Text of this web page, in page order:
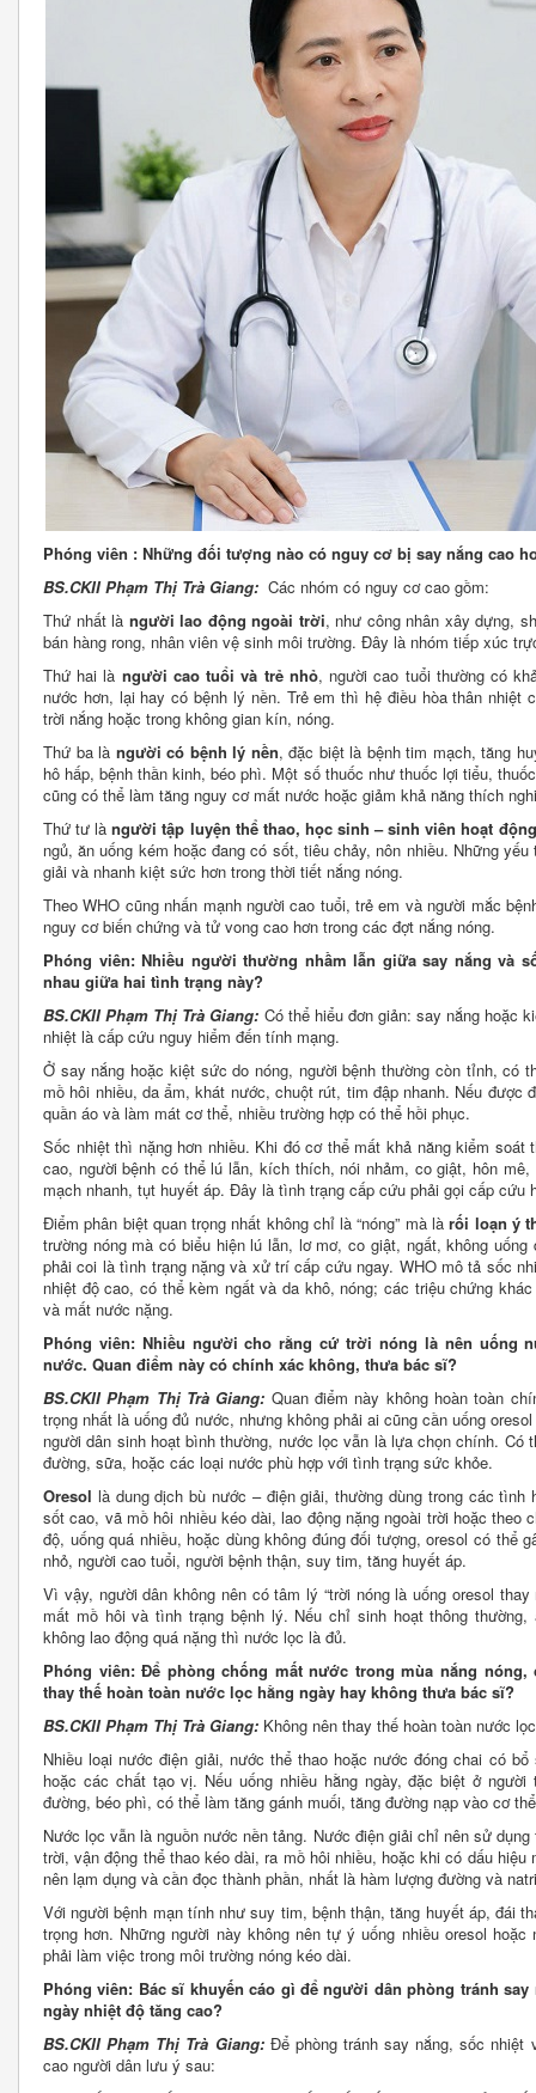
Phóng viên : Những đối tượng nào có nguy cơ bị say nắng cao
BS.CKII Phạm Thị Trà Giang: Các nhóm có nguy cơ cao gồm:
Thứ nhất là người lao động ngoài trời, như công nhân xây dựng,
bán hàng rong, nhân viên vệ sinh môi trường. Đây là nhóm tiếp xúc
Thứ hai là người cao tuổi và trẻ nhỏ, người cao tuổi thường có
nước hơn, lại hay có bệnh lý nền. Trẻ em thì hệ điều hòa thân nhiệt
trời nắng hoặc trong không gian kín, nóng.
Thứ ba là người có bệnh lý nền, đặc biệt là bệnh tim mạch, tăng
hô hấp, bệnh thần kinh, béo phì. Một số thuốc như thuốc lợi tiểu,
cũng có thể làm tăng nguy cơ mất nước hoặc giảm khả năng thích
Thứ tư làngười tập luyện thể thao, học sinh – sinh viên hoạt
ngủ, ăn uống kém hoặc đang có sốt, tiêu chảy, nôn nhiều. Những
giải và nhanh kiệt sức hơn trong thời tiết nắng nóng.
Theo WHO cũng nhấn mạnh người cao tuổi, trẻ em và người mắc
nguy cơ biến chứng và tử vong cao hơn trong các đợt nắng nóng.
Phóng viên: Nhiều người thường nhầm lẫn giữa say nắng và
nhau giữa hai tình trạng này?
BS.CKII Phạm Thị Trà Giang: Có thể hiểu đơn giản: say nắng hoặc
nhiệt là cấp cứu nguy hiểm đến tính mạng.
Ở say nắng hoặc kiệt sức do nóng, người bệnh thường còn tỉnh, có
mồ hôi nhiều, da ẩm, khát nước, chuột rút, tim đập nhanh. Nếu được
quần áo và làm mát cơ thể, nhiều trường hợp có thể hồi phục.
Sốc nhiệt thì nặng hơn nhiều. Khi đó cơ thể mất khả năng kiểm soát
cao, người bệnh có thể lú lẫn, kích thích, nói nhảm, co giật, hôn
mạch nhanh, tụt huyết áp. Đây là tình trạng cấp cứu phải gọi cấp cứu
Điểm phân biệt quan trọng nhất không chỉ là “nóng” mà làrối loạn ý
trường nóng mà có biểu hiện lú lẫn, lơ mơ, co giật, ngất, không
phải coi là tình trạng nặng và xử trí cấp cứu ngay. WHO mô tả sốc
nhiệt độ cao, có thể kèm ngất và da khô, nóng; các triệu chứng
và mất nước nặng.
Phóng viên: Nhiều người cho rằng cứ trời nóng là nên uống
nước. Quan điểm này có chính xác không, thưa bác sĩ?
BS.CKII Phạm Thị Trà Giang: Quan điểm này không hoàn toàn
trọng nhất là uống đủ nước, nhưng không phải ai cũng cần uống
người dân sinh hoạt bình thường, nước lọc vẫn là lựa chọn chính. Có
đường, sữa, hoặc các loại nước phù hợp với tình trạng sức khỏe.
Oresol là dung dịch bù nước – điện giải, thường dùng trong các
sốt cao, vã mồ hôi nhiều kéo dài, lao động nặng ngoài trời hoặc theo
độ, uống quá nhiều, hoặc dùng không đúng đối tượng, oresol có thể
nhỏ, người cao tuổi, người bệnh thận, suy tim, tăng huyết áp.
Vì vậy, người dân không nên có tâm lý “trời nóng là uống oresol
mất mồ hôi và tình trạng bệnh lý. Nếu chỉ sinh hoạt thông
không lao động quá nặng thì nước lọc là đủ.
Phóng viên: Để phòng chống mất nước trong mùa nắng
thay thế hoàn toàn nước lọc hằng ngày hay không thưa bác sĩ?
BS.CKII Phạm Thị Trà Giang: Không nên thay thế hoàn toàn nước
Nhiều loại nước điện giải, nước thể thao hoặc nước đóng chai có
hoặc các chất tạo vị. Nếu uống nhiều hằng ngày, đặc biệt ở
đường, béo phì, có thể làm tăng gánh muối, tăng đường nạp vào cơ
Nước lọc vẫn là nguồn nước nền tảng. Nước điện giải chỉ nên sử
trời, vận động thể thao kéo dài, ra mồ hôi nhiều, hoặc khi có dấu
nên lạm dụng và cần đọc thành phần, nhất là hàm lượng đường và
Với người bệnh mạn tính như suy tim, bệnh thận, tăng huyết áp, đái
trọng hơn. Những người này không nên tự ý uống nhiều oresol
phải làm việc trong môi trường nóng kéo dài.
Phóng viên: Bác sĩ khuyến cáo gì để người dân phòng tránh
ngày nhiệt độ tăng cao?
BS.CKII Phạm Thị Trà Giang:Để phòng tránh say nắng, sốc nhiệt
cao người dân lưu ý sau: